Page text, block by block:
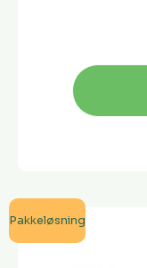
Pakkeløsning